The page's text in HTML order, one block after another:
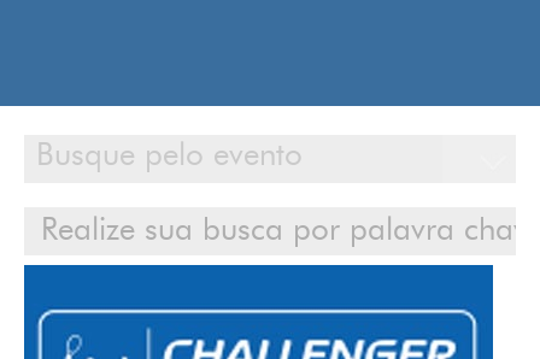
Calendário
Contato